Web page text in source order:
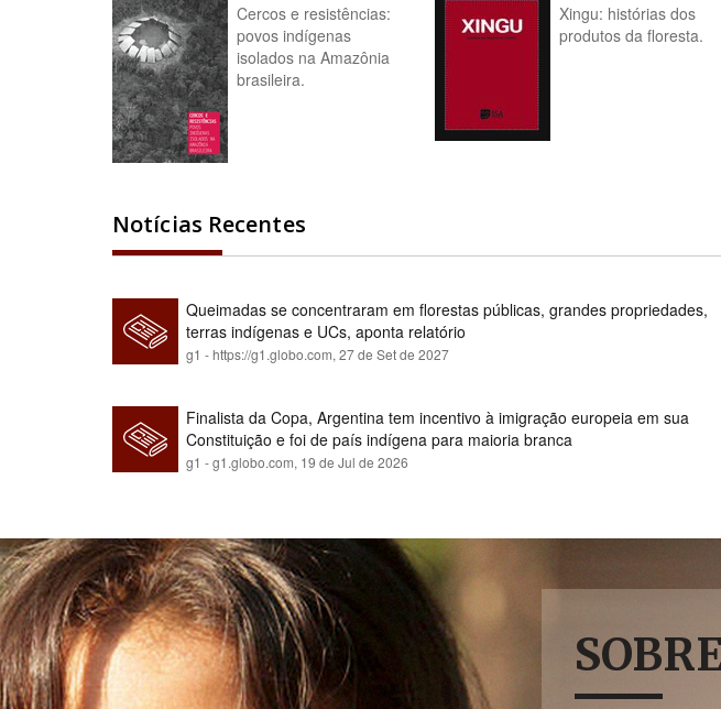
Cercos e resistências:
povos indígenas
isolados na Amazônia
brasileira.
Xingu: histórias dos
produtos da floresta.
Notícias Recentes
Queimadas se concentraram em florestas públicas, grandes propriedades,
terras indígenas e UCs, aponta relatório
g1 - https://g1.globo.com, 27 de Set de 2027
Finalista da Copa, Argentina tem incentivo à imigração europeia em sua
Constituição e foi de país indígena para maioria branca
g1 - g1.globo.com, 19 de Jul de 2026